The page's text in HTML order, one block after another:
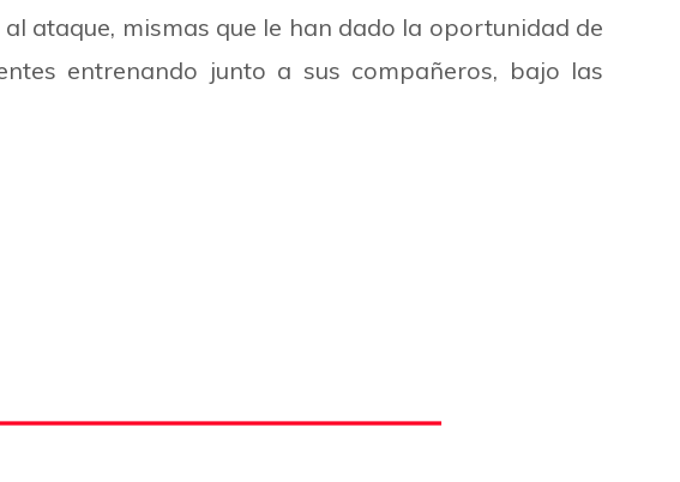
ataque, mismas que le han dado la oportunidad de
entrenando junto a sus compañeros, bajo las